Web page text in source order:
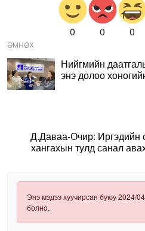
0 0 0
ӨМНӨХ
Нийгмийн
энэ долоо
Д.Даваа-Очир: Иргэдийн
хангахын тулд санал
Энэ мэдээ хуучирсан буюу 2024/
болно.